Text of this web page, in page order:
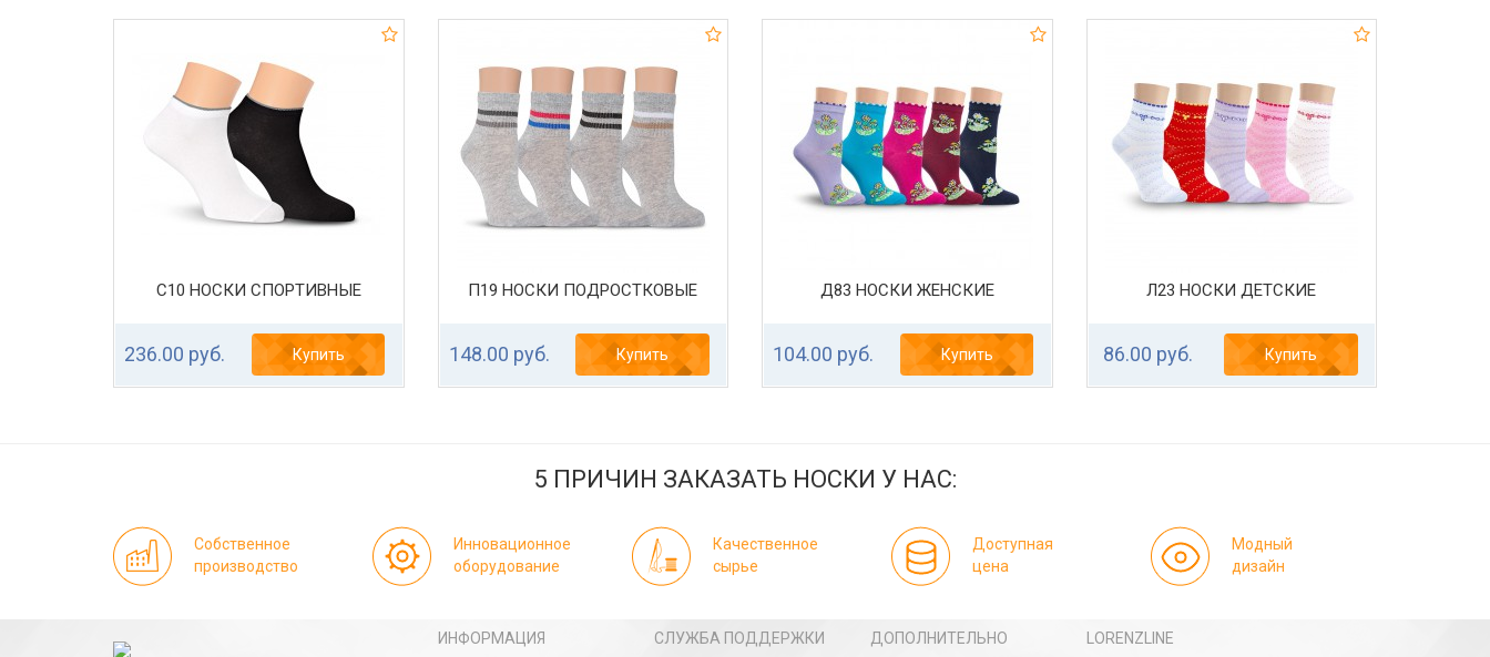
С10 НОСКИ СПОРТИВНЫЕ
236.00 руб. Купить
П19 НОСКИ ПОДРОСТКОВЫЕ
148.00 руб. Купить
Д83 НОСКИ ЖЕНСКИЕ
104.00 руб. Купить
Л23 НОСКИ ДЕТСКИЕ
86.00 руб. Купить
5 ПРИЧИН ЗАКАЗАТЬ НОСКИ У НАС:
Собственное
производство
Инновационное
оборудование
Качественное
сырье
Доступная
цена
Модный
дизайн
ИНФОРМАЦИЯ СЛУЖБА ПОДДЕРЖКИ ДОПОЛНИТЕЛЬНО LORENZLINE